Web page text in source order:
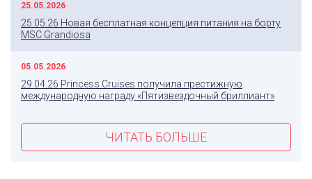
25.05.2026
25.05.26 Новая бесплатная концепция питания на борту
MSC Grandiosa
05.05.2026
29.04.26 Princess Cruises получила престижную
международную награду «Пятизвездочный бриллиант»
ЧИТАТЬ БОЛЬШЕ